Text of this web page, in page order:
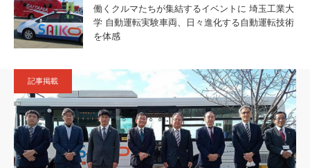
働くクルマたちが集結するイベントに 埼玉工業大
学 自動運転実験車両、日々進化する自動運転技術
を体感
記事掲載